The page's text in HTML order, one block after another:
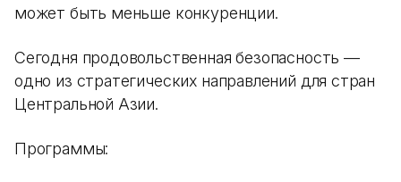
может быть меньше конкуренции.
Сегодня продовольственная безопасность —
одно из стратегических направлений для стран
Центральной Азии.
Программы: